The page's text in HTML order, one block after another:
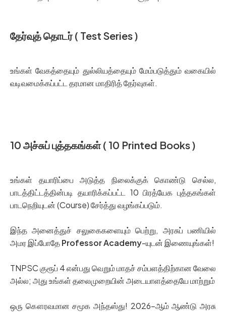
தேர்வுத் தொடர் ( Test Series )
உங்கள் வேகத்தையும் துல்லியத்தையும் மேம்படுத்தும் வகையில்
வடிவமைக்கப்பட்ட தரமான மாதிரித் தேர்வுகள்.
10 அச்சுப் புத்தகங்கள் ( 10 Printed Books )
உங்கள் தயாரிப்பை அடுத்த நிலைக்குக் கொண்டு செல்ல,
பாடத்திட்டத்தின்படி தயாரிக்கப்பட்ட 10 பிரத்யேக புத்தகங்கள்
பாடநெறியுடன் (Course) சேர்த்து வழங்கப்படும்.
இந்த அனைத்துச் சலுகைகளையும் பெற்று, அரசுப் பணியில்
அமர இப்போதேProfessor Academy-யுடன் இணையுங்கள்!
TNPSC குரூப் 4 என்பது வெறும் மாதச் சம்பளத்திற்கான வேலை
அல்ல; அது உங்கள் தலைமுறையின் அடையாளத்தையே மாற்றும்
ஒரு கௌரவமான சமூக அந்தஸ்து! 2026-ஆம் ஆண்டு அரசு